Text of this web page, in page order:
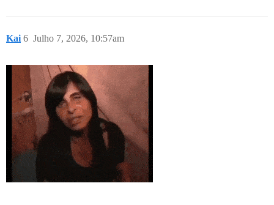
Kai Julho 7, 2026, 10:57am
6